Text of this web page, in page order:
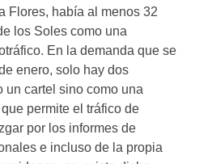
Flores, había al menos 32
los Soles como una
En la demanda que se
enero, solo hay dos
un cartel sino como una
permite el tráfico de
por los informes de
e incluso de la propia